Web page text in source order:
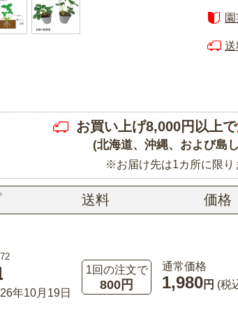
送
お買い上げ8,000円以上で
(北海道、沖縄、および島
※お届け先は1カ所に限り
送料 価格
年10月19日
1回の注文で
800円
通常価格
1,980円 (税